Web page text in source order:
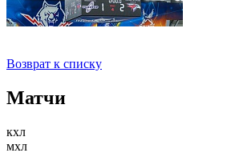
Возврат к списку
Матчи
кхл
мхл